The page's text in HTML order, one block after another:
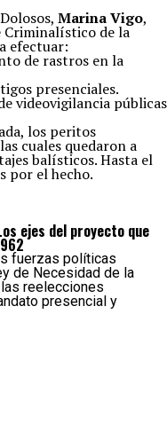
Marina Vigo,
Criminalístico de la
efectuar:
de rastros en la
presenciales.
videovigilancia públicas
los peritos
cuales quedaron a
balísticos. Hasta el
por el hecho.
ejes del proyecto que
fuerzas políticas
de Necesidad de la
reelecciones
presencial y